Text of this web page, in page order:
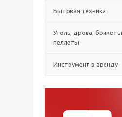
Бытовая техника
Уголь, дрова, брикеты,
пеллеты
Инструмент в аренду